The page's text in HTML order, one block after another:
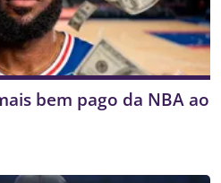
bem pago da NBA ao